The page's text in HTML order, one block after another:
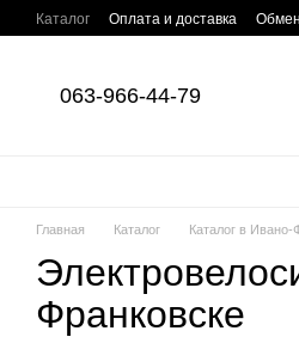
Перейти к основному контенту
Каталог Оплата и доставка
063-966-44-79
Главная Каталог Каталог в Ивано-
Франковске